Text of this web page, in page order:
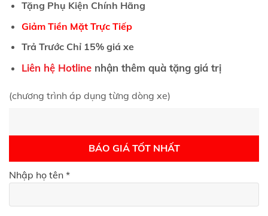
Tặng Phụ Kiện Chính Hãng
Giảm Tiền Mặt Trực Tiếp
Trả Trước Chỉ 15% giá xe
Liên hệ Hotlinenhận thêm quà tặng giá trị
(chương trình áp dụng từng dòng xe)
BÁO GIÁ TỐT NHẤT
Nhập họ tên *